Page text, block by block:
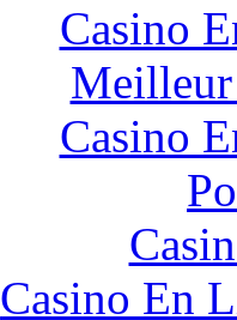
Casino
Meilleur
Casino
Casino En